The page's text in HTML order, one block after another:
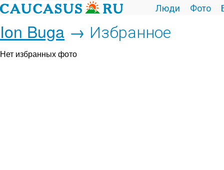
Люди Фото
Ion Buga → Избранное
Нет избранных фото